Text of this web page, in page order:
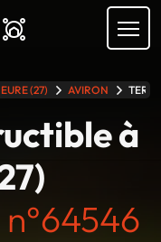
EURE (27) AVIRON
à